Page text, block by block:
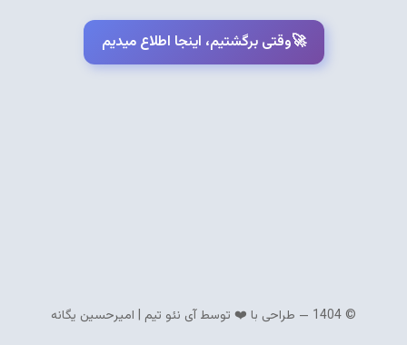
🚀وقتی برگشتیم، اینجا اطلاع میدیم
© 1404 — طراحی با ❤️ توسط آی نئو تیم | امیرحسین یگانه